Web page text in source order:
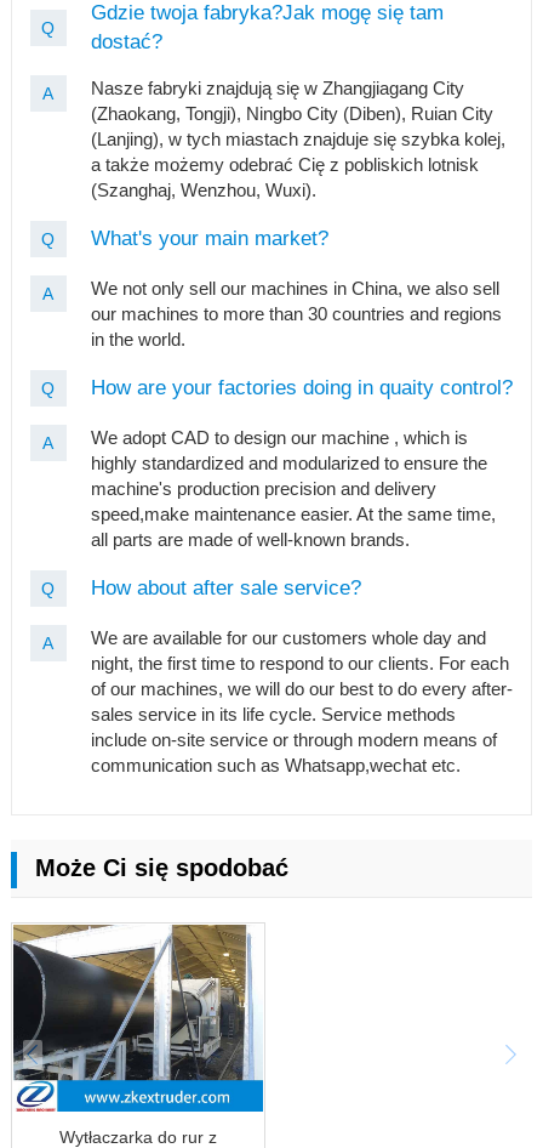
Q
Gdzie twoja fabryka?Jak mogę się tam
dostać?
A
Nasze fabryki znajdują się w Zhangjiagang City
(Zhaokang, Tongji), Ningbo City (Diben), Ruian City
(Lanjing), w tych miastach znajduje się szybka kolej,
a także możemy odebrać Cię z pobliskich lotnisk
(Szanghaj, Wenzhou, Wuxi).
Q What's your main market?
A
We not only sell our machines in China, we also sell
our machines to more than 30 countries and regions
in the world.
Q How are your factories doing in quaity control?
A
We adopt CAD to design our machine , which is
highly standardized and modularized to ensure the
machine's production precision and delivery
speed,make maintenance easier. At the same time,
all parts are made of well-known brands.
Q How about after sale service?
A
We are available for our customers whole day and
night, the first time to respond to our clients. For each
of our machines, we will do our best to do every after-
sales service in its life cycle. Service methods
include on-site service or through modern means of
communication such as Whatsapp,wechat etc.
Może Ci się spodobać
Wytłaczarka do rur z